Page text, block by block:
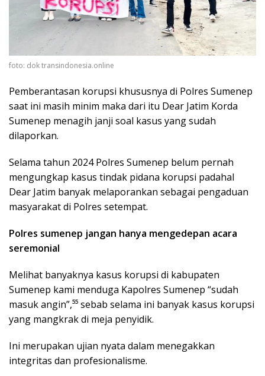
foto: dok transindonesia.online
Pemberantasan korupsi khususnya di Polres Sumenep
saat ini masih minim maka dari itu Dear Jatim Korda
Sumenep menagih janji soal kasus yang sudah
dilaporkan.
Selama tahun 2024 Polres Sumenep belum pernah
mengungkap kasus tindak pidana korupsi padahal
Dear Jatim banyak melaporankan sebagai pengaduan
masyarakat di Polres setempat.
Polres sumenep jangan hanya mengedepan acara
seremonial
Melihat banyaknya kasus korupsi di kabupaten
Sumenep kami menduga Kapolres Sumenep “sudah
masuk angin”,⁵⁵ sebab selama ini banyak kasus korupsi
yang mangkrak di meja penyidik.
Ini merupakan ujian nyata dalam menegakkan
integritas dan profesionalisme.